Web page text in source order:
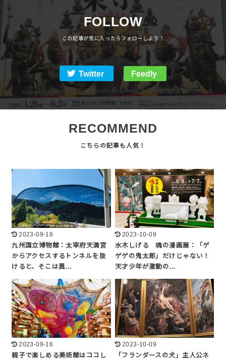
FOLLOW
Twitter Feedly
RECOMMEND
2023-09-18
九州国立博物館：太宰府天満宮
からアクセスするトンネルを抜
けると、そこは異…
2023-10-09
水木しげる 魂の漫画展：「ゲ
ゲゲの鬼太郎」だけじゃない！
天才少年が激動の…
2023-09-16
親子で楽しめる美術館はココし
2023-10-09
「フランダースの犬」主人公ネ